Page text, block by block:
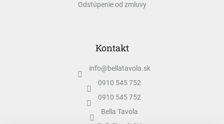
Odstúpenie od zmluvy
Kontakt
info@bellatavola.sk
0910 545 752
0910 545 752
Bella Tavola